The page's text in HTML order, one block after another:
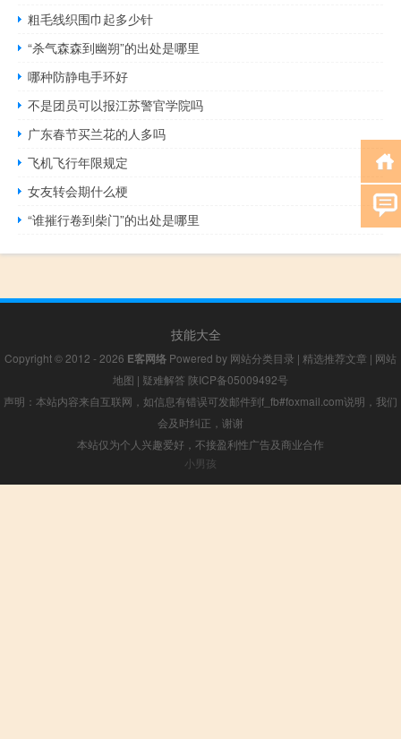
粗毛线织围巾起多少针
“杀气森森到幽朔”的出处是哪里
哪种防静电手环好
不是团员可以报江苏警官学院吗
广东春节买兰花的人多吗
飞机飞行年限规定
女友转会期什么梗
“谁摧行卷到柴门”的出处是哪里
技能大全
Copyright © 2012 - 2026 E客网络 Powered by 网站分类目录 | 精选推荐文章 | 网站
地图 | 疑难解答 陕ICP备05009492号
声明：本站内容来自互联网，如信息有错误可发邮件到f_fb#foxmail.com说明，我们
会及时纠正，谢谢
本站仅为个人兴趣爱好，不接盈利性广告及商业合作
小男孩